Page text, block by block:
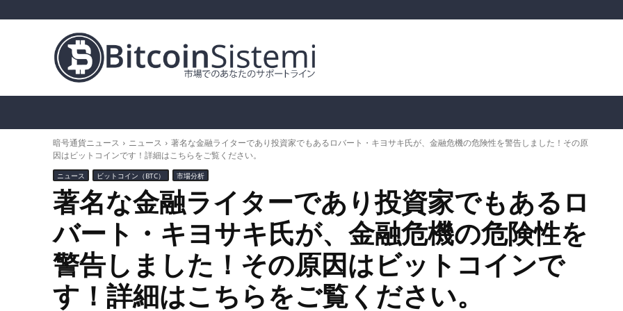
暗号通貨ニュース ニュース
著名な金融ライターであり投資家でもあるロバート・キヨサキ氏が、金融危機の危険性を警告しました！その原
因はビットコインです！詳細はこちらをご覧ください。
ニュース ビットコイン（BTC） 市場分析
著名な金融ライターであり投資家でもあるロ
バート・キヨサキ氏が、金融危機の危険性を
警告しました！その原因はビットコインで
す！詳細はこちらをご覧ください。